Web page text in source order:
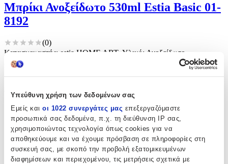
Υπεύθυνη χρήση των δεδομένων σας
Εμείς και οι 1022 συνεργάτες μας επεξεργαζόμαστε
προσωπικά σας δεδομένα, π.χ. τη διεύθυνση IP σας,
χρησιμοποιώντας τεχνολογία όπως cookies για να
αποθηκεύουμε και να έχουμε πρόσβαση σε πληροφορίες στη
συσκευή σας, με σκοπό την προβολή εξατομικευμένων
διαφημίσεων και περιεχομένου, τις μετρήσεις σχετικά με
Μπρίκι Ανοξείδωτο 530ml Estia Basic 01-
8192
(0)
Κατασκευαστής: estia HOME ART, Υλικό: Ανοξείδωτο,
Χωρητικότητα: 460 ml
5